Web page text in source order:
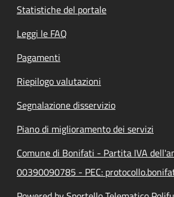
Statistiche del portale
Leggi le FAQ
Pagamenti
Riepilogo valutazioni
Segnalazione disservizio
Piano di miglioramento dei servizi
Comune di Bonifati - Partita IVA
00390090785 - PEC: